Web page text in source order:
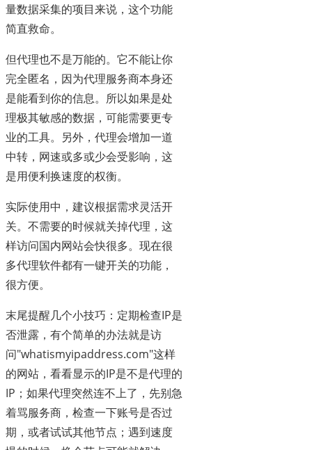
量数据采集的项目来说，这个功能
简直救命。
但代理也不是万能的。它不能让你
完全匿名，因为代理服务商本身还
是能看到你的信息。所以如果是处
理极其敏感的数据，可能需要更专
业的工具。另外，代理会增加一道
中转，网速或多或少会受影响，这
是用便利换速度的权衡。
实际使用中，建议根据需求灵活开
关。不需要的时候就关掉代理，这
样访问国内网站会快很多。现在很
多代理软件都有一键开关的功能，
很方便。
末尾提醒几个小技巧：定期检查IP是
否泄露，有个简单的办法就是访
问"whatismyipaddress.com"这样
的网站，看看显示的IP是不是代理的
IP；如果代理突然连不上了，先别急
着骂服务商，检查一下账号是否过
期，或者试试其他节点；遇到速度